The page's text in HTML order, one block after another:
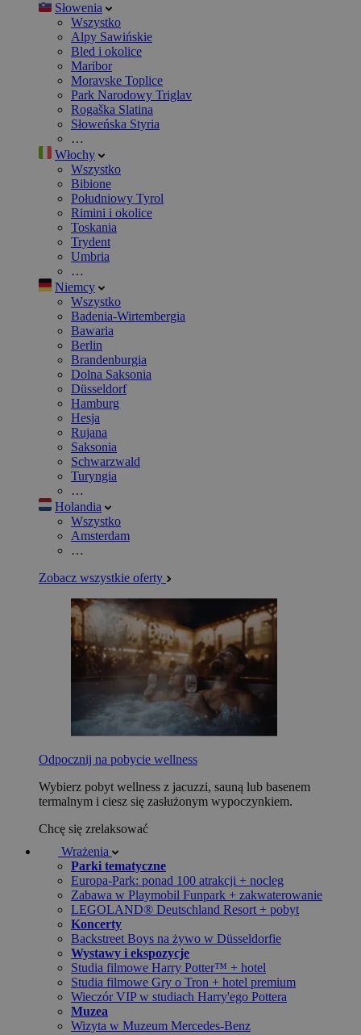
Słowenia
Wszystko
Alpy Sawińskie
Bled i okolice
Maribor
Moravske Toplice
Park Narodowy Triglav
Rogaška Slatina
Słoweńska Styria
…
Włochy
Wszystko
Bibione
Południowy Tyrol
Rimini i okolice
Toskania
Trydent
Umbria
…
Niemcy
Wszystko
Badenia-Wirtembergia
Bawaria
Berlin
Brandenburgia
Dolna Saksonia
Düsseldorf
Hamburg
Hesja
Rujana
Saksonia
Schwarzwald
Turyngia
…
Holandia
Wszystko
Amsterdam
…
Zobacz wszystkie oferty
Odpocznij na pobycie wellness
Wybierz pobyt wellness z jacuzzi, sauną lub basenem
termalnym i ciesz się zasłużonym wypoczynkiem.
Chcę się zrelaksować
Wrażenia
Parki tematyczne
Europa-Park: ponad 100 atrakcji + nocleg
Zabawa w Playmobil Funpark + zakwaterowanie
LEGOLAND® Deutschland Resort + pobyt
Koncerty
Backstreet Boys na żywo w Düsseldorfie
Wystawy i ekspozycje
Studia filmowe Harry Potter™ + hotel
Studia filmowe Gry o Tron + hotel premium
Wieczór VIP w studiach Harry'ego Pottera
Muzea
Wizyta w Muzeum Mercedes-Benz